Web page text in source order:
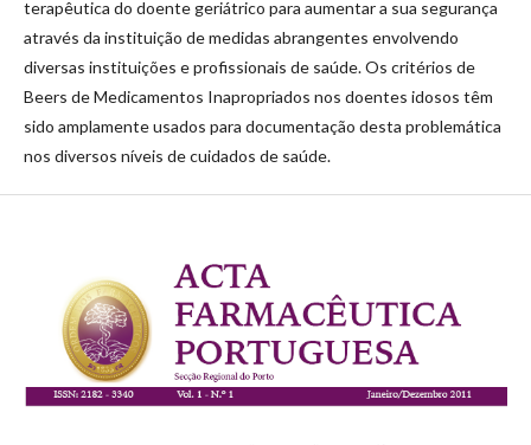
terapêutica do doente geriátrico para aumentar a sua segurança
através da instituição de medidas abrangentes envolvendo
diversas instituições e profissionais de saúde. Os critérios de
Beers de Medicamentos Inapropriados nos doentes idosos têm
sido amplamente usados para documentação desta problemática
nos diversos níveis de cuidados de saúde.